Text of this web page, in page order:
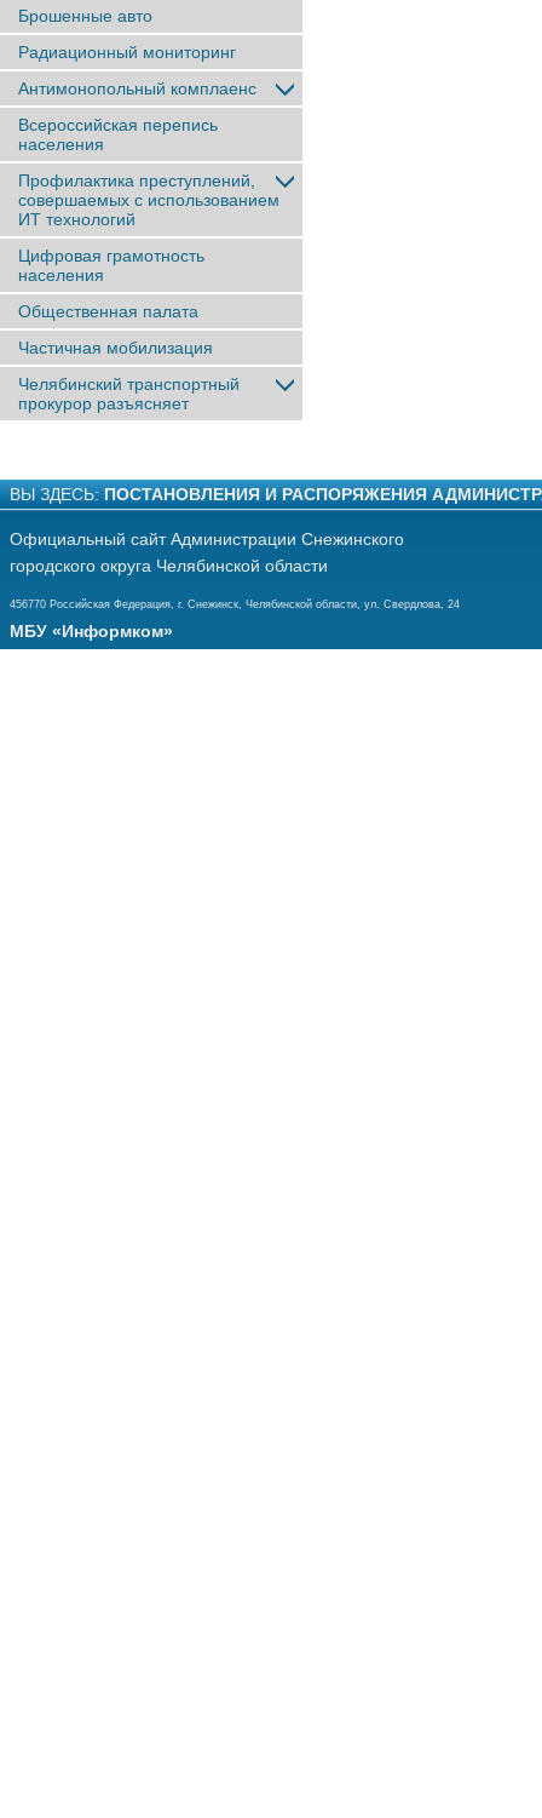
Брошенные авто
Радиационный мониторинг
Антимонопольный комплаенс
Всероссийская перепись
населения
Профилактика преступлений,
совершаемых с использованием
ИТ технологий
Цифровая грамотность
населения
Общественная палата
Частичная мобилизация
Челябинский транспортный
прокурор разъясняет
ВЫ ЗДЕСЬ: ПОСТАНОВЛЕНИЯ И РАСПОРЯЖЕНИЯ
Официальный сайт Администрации Снежинского
городского округа Челябинской области
456770 Российская Федерация, г. Снежинск, Челябинской области, ул. Свердлова, 24
МБУ «Информком»